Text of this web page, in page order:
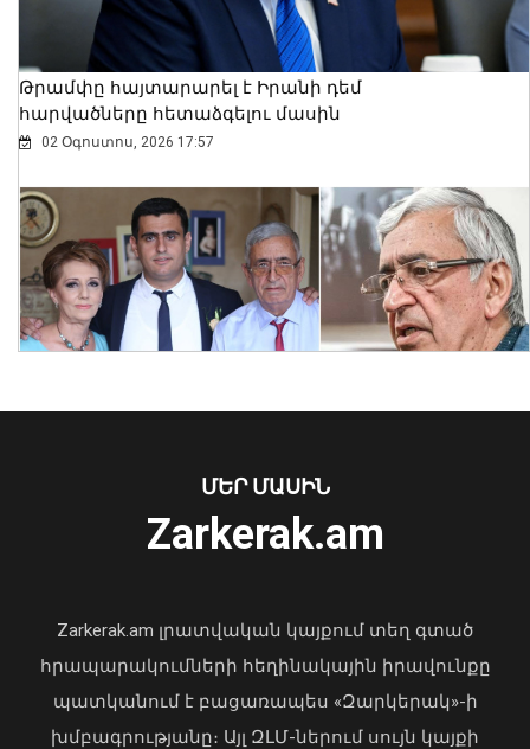
Ծաղկաձորը կընդունի շախմատի
աշխարհի դպրոցական թիմերի
Թրամփը հայտարարել է Իրանի դեմ
հարվածները հետաձգելու մասին
02 Օգոստոս, 2026 17:57
«Պարտվեցինք դաժան հիվանդության
04 Օգոստոս, 2026 19:12
ՄԵՐ ՄԱՍԻՆ
Zarkerak.am
Zarkerak.am լրատվական կայքում տեղ գտած
հրապարակումների հեղինակային իրավունքը
պատկանում է բացառապես «Զարկերակ»-ի
խմբագրությանը։ Այլ ԶԼՄ-ներում սույն կայքի